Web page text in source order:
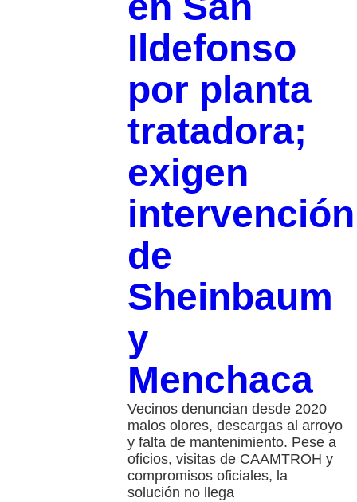
Ildefonso
por planta
tratadora;
exigen
intervención
de
Sheinbaum
y
Menchaca
Vecinos denuncian desde 2020
malos olores, descargas al arroyo
y falta de mantenimiento. Pese a
oficios, visitas de CAAMTROH y
compromisos oficiales, la
solución no llega